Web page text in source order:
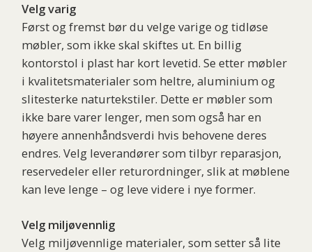
Velg varig
Først og fremst bør du velge varige og tidløse
møbler, som ikke skal skiftes ut. En billig
kontorstol i plast har kort levetid. Se etter møbler
i kvalitetsmaterialer som heltre, aluminium og
slitesterke naturtekstiler. Dette er møbler som
ikke bare varer lenger, men som også har en
høyere annenhåndsverdi hvis behovene deres
endres. Velg leverandører som tilbyr reparasjon,
reservedeler eller returordninger, slik at møblene
kan leve lenge – og leve videre i nye former.
Velg miljøvennlig
Velg miljøvennlige materialer, som setter så lite